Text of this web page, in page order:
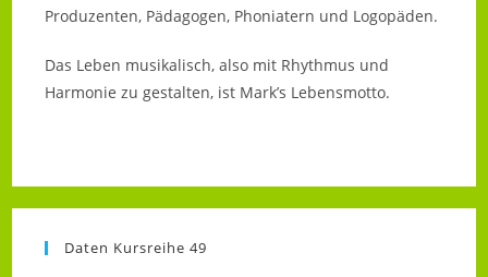
Produzenten, Pädagogen, Phoniatern und Logopäden.
Das Leben musikalisch, also mit Rhythmus und
Harmonie zu gestalten, ist Mark’s Lebensmotto.
Daten Kursreihe 49